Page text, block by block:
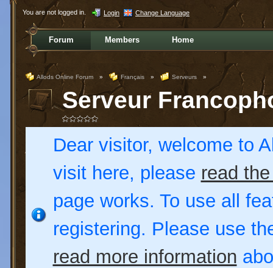
You are not logged in. Login Change Language
Forum Members Home
Allods Online Forum » Français » Serveurs »
Serveur
Dear visitor, welcome to
visit here, please read
page works. To use all
registering. Please use
read more information